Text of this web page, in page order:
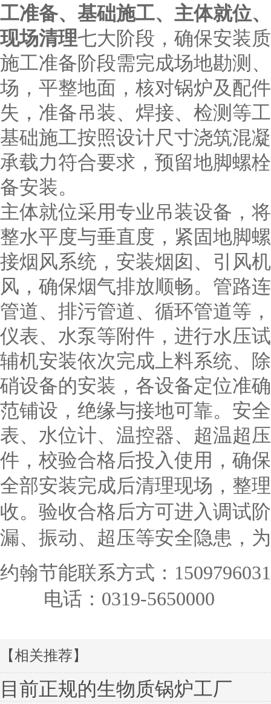
工准备、基础施工、主体就位
现场清理七大阶段，确保安装
施工准备阶段需完成场地勘测
场，平整地面，核对锅炉及配
失，准备吊装、焊接、检测等
基础施工按照设计尺寸浇筑混
承载力符合要求，预留地脚螺
备安装。
主体就位采用专业吊装设备，
整水平度与垂直度，紧固地脚
接烟风系统，安装烟囱、引风
风，确保烟气排放顺畅。管路
管道、排污管道、循环管道等
仪表、水泵等附件，进行水压
辅机安装依次完成上料系统、
硝设备的安装，各设备定位准
范铺设，绝缘与接地可靠。安
表、水位计、温控器、超温超
件，校验合格后投入使用，确
全部安装完成后清理现场，整
收。验收合格后方可进入调试
漏、振动、超压等安全隐患，
约翰节能联系方式：
电话：0319-5650000
【相关推荐】
目前正规的生物质锅炉工厂